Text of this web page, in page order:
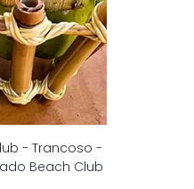
- Trancoso -
Beach Club